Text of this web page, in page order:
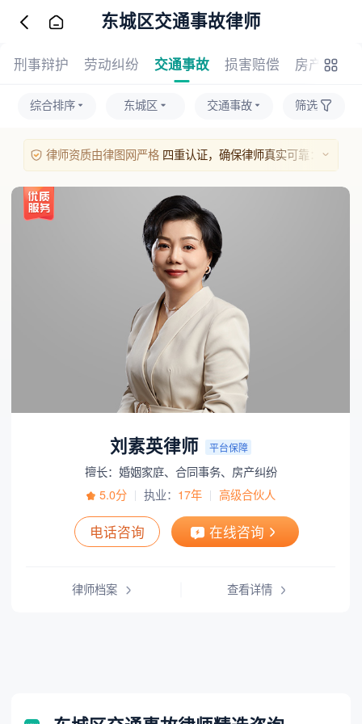
东城区交通事故律师
刑事辩护 劳动纠纷 交通事故 损害赔偿 房产纠纷
综合排序 东城区 交通事故 筛选
律师资质由律图网严格 四重认证，确保律师真实可靠：
2、执业证照核验：上传的执业证照片经人工与系统双重审核；
3、官方执业信息核验：通过官方渠道对其执业证号进行核实；
4、手机号验证：绑定手机号并通过验证码完成本人验证。
刘素英律师 平台保障
擅长：婚姻家庭、合同事务、房产纠纷
5.0分
执业： 17年 高级合伙人
电话咨询 在线咨询
律师档案 查看详情